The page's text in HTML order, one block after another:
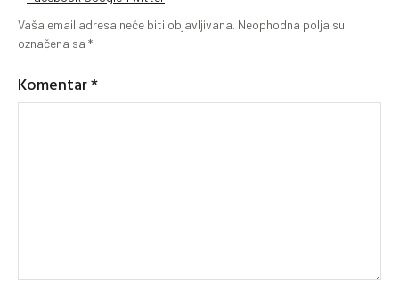
Vaša email adresa neće biti objavljivana. Neophodna polja su
označena sa *
Komentar*